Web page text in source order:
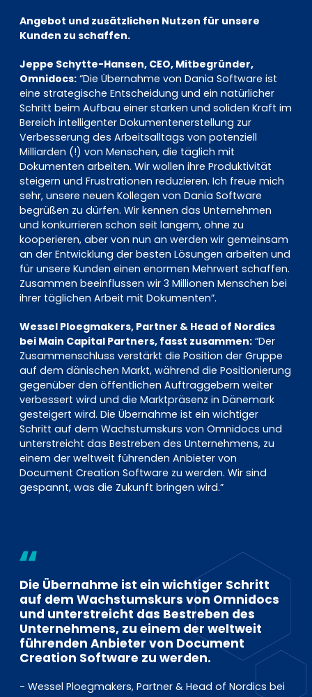
Angebot und zusätzlichen Nutzen für unsere
Kunden zu schaffen.
Jeppe Schytte-Hansen, CEO, Mitbegründer,
Omnidocs: “Die Übernahme von Dania Software ist
eine strategische Entscheidung und ein natürlicher
Schritt beim Aufbau einer starken und soliden Kraft im
Bereich intelligenter Dokumentenerstellung zur
Verbesserung des Arbeitsalltags von potenziell
Milliarden (!) von Menschen, die täglich mit
Dokumenten arbeiten. Wir wollen ihre Produktivität
steigern und Frustrationen reduzieren. Ich freue mich
sehr, unsere neuen Kollegen von Dania Software
begrüßen zu dürfen. Wir kennen das Unternehmen
und konkurrieren schon seit langem, ohne zu
kooperieren, aber von nun an werden wir gemeinsam
an der Entwicklung der besten Lösungen arbeiten und
für unsere Kunden einen enormen Mehrwert schaffen.
Zusammen beeinflussen wir 3 Millionen Menschen bei
ihrer täglichen Arbeit mit Dokumenten”.
Wessel Ploegmakers, Partner & Head of Nordics
bei Main Capital Partners, fasst zusammen: “Der
Zusammenschluss verstärkt die Position der Gruppe
auf dem dänischen Markt, während die Positionierung
gegenüber den öffentlichen Auftraggebern weiter
verbessert wird und die Marktpräsenz in Dänemark
gesteigert wird. Die Übernahme ist ein wichtiger
Schritt auf dem Wachstumskurs von Omnidocs und
unterstreicht das Bestreben des Unternehmens, zu
einem der weltweit führenden Anbieter von
Document Creation Software zu werden. Wir sind
gespannt, was die Zukunft bringen wird.”
Die Übernahme ist ein wichtiger Schritt
auf dem Wachstumskurs von Omnidocs
und unterstreicht das Bestreben des
Unternehmens, zu einem der weltweit
führenden Anbieter von Document
Creation Software zu werden.
- Wessel Ploegmakers, Partner & Head of Nordics bei